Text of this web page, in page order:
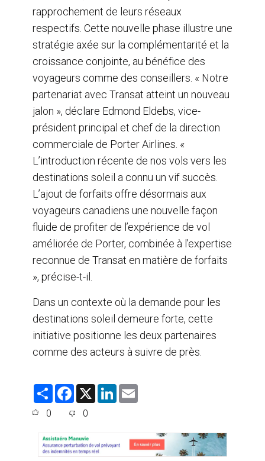
rapprochement de leurs réseaux
respectifs. Cette nouvelle phase illustre une
stratégie axée sur la complémentarité et la
croissance conjointe, au bénéfice des
voyageurs comme des conseillers. « Notre
partenariat avec Transat atteint un nouveau
jalon », déclare Edmond Eldebs, vice-
président principal et chef de la direction
commerciale de Porter Airlines. «
L’introduction récente de nos vols vers les
destinations soleil a connu un vif succès.
L’ajout de forfaits offre désormais aux
voyageurs canadiens une nouvelle façon
fluide de profiter de l’expérience de vol
améliorée de Porter, combinée à l’expertise
reconnue de Transat en matière de forfaits
», précise-t-il.
Dans un contexte où la demande pour les
destinations soleil demeure forte, cette
initiative positionne les deux partenaires
comme des acteurs à suivre de près.
S
F
e
o
o
k
X
L
I
0 0